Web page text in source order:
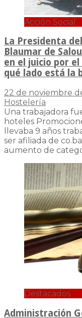
Acción Social
La Presidenta
Blaumar de
en el juicio por el
qué lado está la
22 de noviembre
Hostelería
Una trabajadora
hoteles
llevaba 9 años
ser afiliada de
aumento de
Destacados
Administración